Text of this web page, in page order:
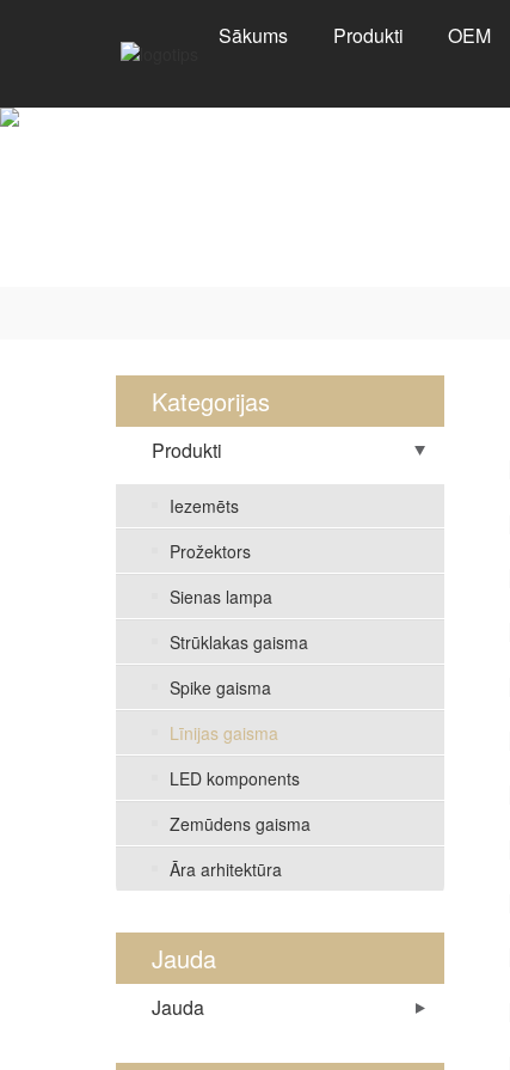
Sākums Produkti OEM
Kategorijas
Produkti
Iezemēts
Prožektors
Sienas lampa
Strūklakas gaisma
Spike gaisma
Līnijas gaisma
LED komponents
Zemūdens gaisma
Āra arhitektūra
Jauda
Jauda